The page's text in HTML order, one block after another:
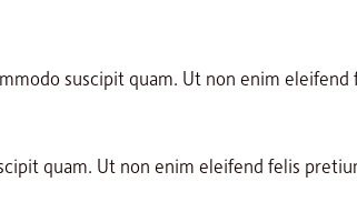
suscipit quam. Ut non enim
quam. Ut non enim eleifend felis